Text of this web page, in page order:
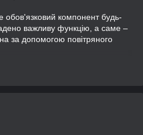
обов'язковий компонент будь-
важливу функцію, а саме –
за допомогою повітряного